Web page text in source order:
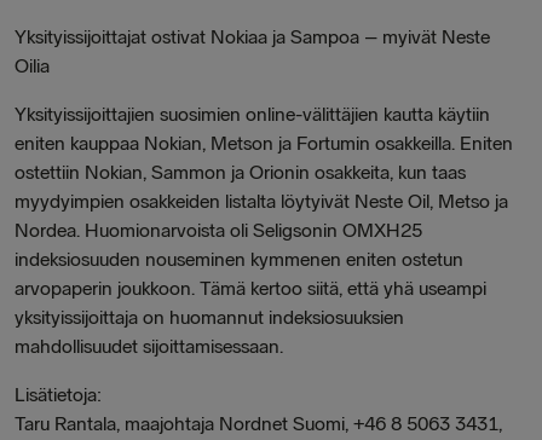
Yksityissijoittajat ostivat Nokiaa ja Sampoa – myivät Neste
Oilia
Yksityissijoittajien suosimien online-välittäjien kautta käytiin
eniten kauppaa Nokian, Metson ja Fortumin osakkeilla. Eniten
ostettiin Nokian, Sammon ja Orionin osakkeita, kun taas
myydyimpien osakkeiden listalta löytyivät Neste Oil, Metso ja
Nordea. Huomionarvoista oli Seligsonin OMXH25
indeksiosuuden nouseminen kymmenen eniten ostetun
arvopaperin joukkoon. Tämä kertoo siitä, että yhä useampi
yksityissijoittaja on huomannut indeksiosuuksien
mahdollisuudet sijoittamisessaan.
Lisätietoja:
Taru Rantala, maajohtaja Nordnet Suomi, +46 8 5063 3431,